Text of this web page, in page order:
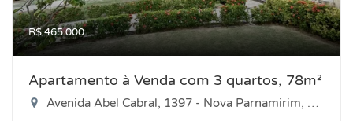
R$ 465.000
Apartamento à Venda com 3 quartos, 78m²
Avenida Abel Cabral, 1397 - Nova Parnamirim, Parnamirim-RN